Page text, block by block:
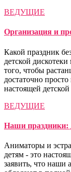
ВЕДУЩИЕ
Организация и
Какой праздник
детской
того, чтобы
достаточно
настоящей
ВЕДУЩИЕ
Наши праздники:
Аниматоры и
детям - это
заявить, что наши